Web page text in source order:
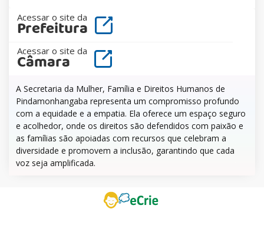
A Secretaria da Mulher, Família e Direitos Humanos de
Pindamonhangaba representa um compromisso profundo
com a equidade e a empatia. Ela oferece um espaço seguro
e acolhedor, onde os direitos são defendidos com paixão e
as famílias são apoiadas com recursos que celebram a
diversidade e promovem a inclusão, garantindo que cada
voz seja amplificada.
Acessar o site da
Prefeitura
Acessar o site da
Câmara